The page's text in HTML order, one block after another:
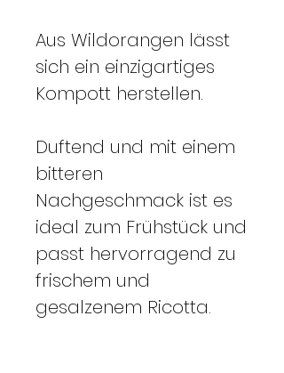
Aus Wildorangen lässt
sich ein einzigartiges
Kompott herstellen.
Duftend und mit einem
bitteren
Nachgeschmack ist es
ideal zum Frühstück und
passt hervorragend zu
frischem und
gesalzenem Ricotta.